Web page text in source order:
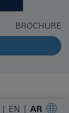
BROCHURE
AR
EN